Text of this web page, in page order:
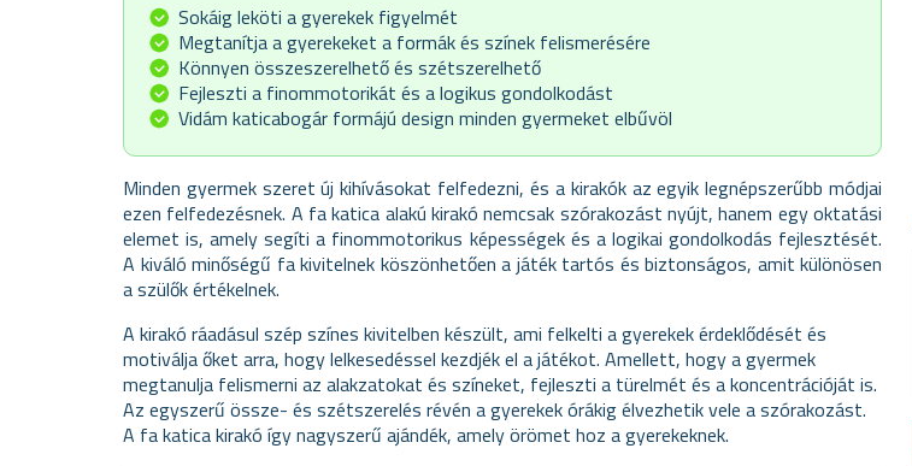
Sokáig leköti a gyerekek figyelmét
Megtanítja a gyerekeket a formák és színek felismerésére
Könnyen összeszerelhető és szétszerelhető
Fejleszti a finommotorikát és a logikus gondolkodást
Vidám katicabogár formájú design minden gyermeket elbűvöl
Minden gyermek szeret új kihívásokat felfedezni, és a kirakók az egyik legnépszerűbb módjai
ezen felfedezésnek. A fa katica alakú kirakó nemcsak szórakozást nyújt, hanem egy oktatási
elemet is, amely segíti a finommotorikus képességek és a logikai gondolkodás fejlesztését.
A kiváló minőségű fa kivitelnek köszönhetően a játék tartós és biztonságos, amit különösen
a szülők értékelnek.
A kirakó ráadásul szép színes kivitelben készült, ami felkelti a gyerekek érdeklődését és
motiválja őket arra, hogy lelkesedéssel kezdjék el a játékot. Amellett, hogy a gyermek
megtanulja felismerni az alakzatokat és színeket, fejleszti a türelmét és a koncentrációját is.
Az egyszerű össze- és szétszerelés révén a gyerekek órákig élvezhetik vele a szórakozást.
A fa katica kirakó így nagyszerű ajándék, amely örömet hoz a gyerekeknek.